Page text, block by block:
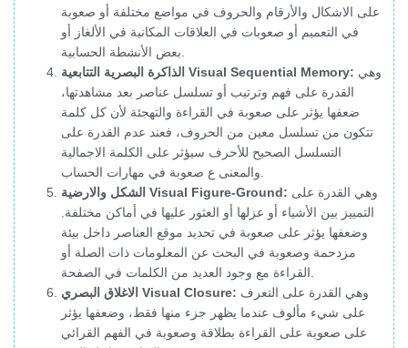
على الاشكال والأرقام والحروف في مواضع مختلفة أو صعوبة
في التعميم أو صعوبات في العلاقات المكانية في الألغاز أو
الذاكرة البصرية التتابعية Visual Sequential Memory:
القدرة على فهم وترتيب أو تسلسل عناصر بعد مشاهدتها،
ضعفها يؤثر على صعوبة في القراءة والتهجئة لأن كل كلمة
تتكون من تسلسل معين من الحروف، فعند عدم القدرة على
التسلسل الصحيح للأحرف سيؤثر على الكلمة الاجمالية
الشكل والارضية Visual Figure-Ground:
التمييز بين الأشياء أو عزلها أو العثور عليها في أماكن مختلفة.
وضعفها يؤثر على صعوبة في تحديد موقع العناصر داخل بيئة
مزدحمة وصعوبة في البحث عن المعلومات ذات الصلة أو
الاغلاق البصري Visual Closure:
على شيء مألوف عندما يظهر جزء منها فقط، وضعفها يؤثر
على صعوبة على القراءة بطلاقة وصعوبة في الفهم القرائي